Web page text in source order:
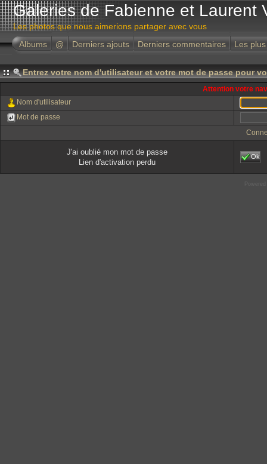
Galeries de Fabienne et Laurent
Les photos que nous aimerions partager avec vous
Albums
@ Derniers ajouts Derniers commentaires Les
Entrez votre nom d'utilisateur et votre mot de passe pour
Attention votre
Nom d'utilisateur
Mot de passe
J'ai oublié mon mot de passe
Lien d'activation perdu
Ok